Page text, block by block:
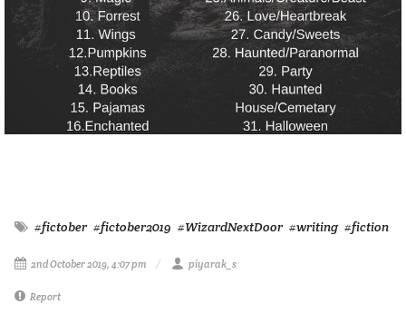
#fictober #fictober2019 #WizardNextDoor #writing #fiction
2nd October 2019, 4:07 pm piyarak_s
Report